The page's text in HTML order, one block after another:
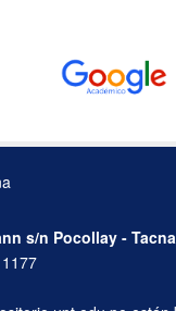
s/n Pocollay - Tacna